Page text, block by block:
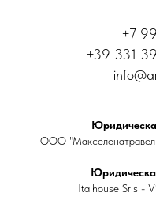
+7
+39 331
ООО
Italhouse Srls -